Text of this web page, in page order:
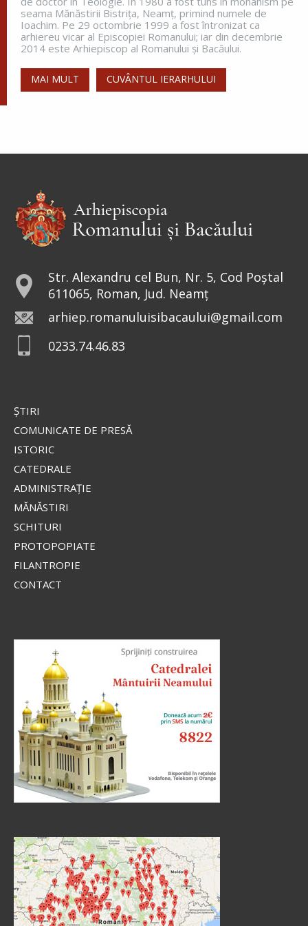
seama Mănăstirii Bistriţa, Neamţ, primind numele de
Ioachim. Pe 29 octombrie 1999 a fost întronizat ca
arhiereu vicar al Episcopiei Romanului; iar din decembrie
2014 este Arhiepiscop al Romanului și Bacăului.
MAI MULT CUVÂNTUL IERARHULUI
Str. Alexandru cel Bun, Nr. 5, Cod Poștal
611065, Roman, Jud. Neamț
arhiep.romanuluisibacaului@gmail.com
0233.74.46.83
ŞTIRI
COMUNICATE DE PRESĂ
ISTORIC
CATEDRALE
ADMINISTRAŢIE
MĂNĂSTIRI
SCHITURI
PROTOPOPIATE
FILANTROPIE
CONTACT